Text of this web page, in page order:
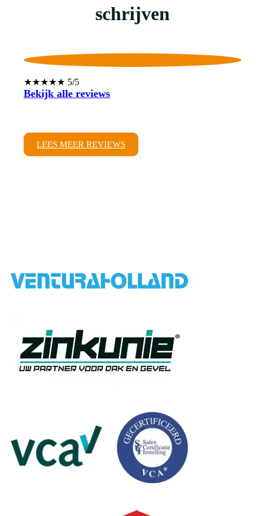
schrijven
★★★★★ 5/5
Bekijk alle reviews
LEES MEER REVIEWS